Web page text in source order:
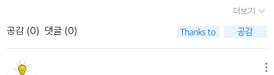
를 시작하기에는 늦은 나이란 없다고 합니다. 바로 그때가 그것을 하
기 가장 좋은 시간이니 바로 지금 시작해요 우리!출판사로부터 도서
를 제공받아 주관적으로 작성했습니다. #비즈니스북스 #정김경숙작
가 #로이스김작가 #다정함도체력에서나옵니다 #체력은절대나를배
공이라는 열매가 멀지 않고, 누구나 도전 가능한 형태로 존재하고 있
다는 점도 느끼게 될 것이다. <다정함도 체력에서 나옵니다> 시대가
전히 건강 및 운동의 중요성은 불변의 요소로 자리 잡고 있다는 점도
력 에서는늘 피곤에 쩔어있고, 에너지도 쉽게 고갈되며,자도 자도 피
곤하고, 모든 것이 귀찮은 체력의 뱅크럽시 의악순환을 끊어야 한다.
업무 성과와 체력의 상관관계는 상당하다.직장 생활은 장기전으로 보
면 완벽한 육체노동이다.일잘러는 무리하지 않으며, 걷는 듯 뛰는 듯,
더보기
공감 (0) 댓글 (0)